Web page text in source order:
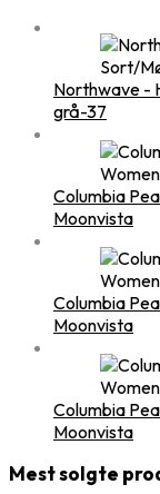
Northwave -
grå-37
Columbia
Moonvista
Columbia
Moonvista
Columbia
Moonvista
Mest solgte